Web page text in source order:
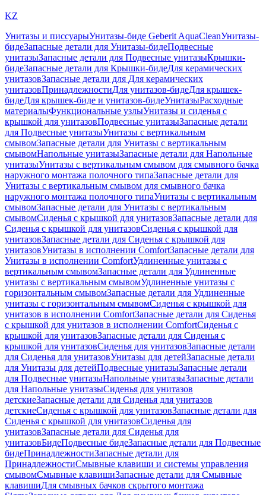
KZ
Унитазы и писсуарыУнитазы-биде Geberit AquaCleanУнитазы-
бидеЗапасные детали для Унитазы-бидеПодвесные
унитазыЗапасные детали для Подвесные унитазыКрышки-
бидеЗапасные детали для Крышки-бидеДля керамических
унитазовЗапасные детали для Для керамических
унитазовПринадлежностиДля унитазов-бидеДля крышек-
бидеДля крышек-биде и унитазов-бидеУнитазыРасходные
материалыФункциональные узлыУнитазы и сиденья с
крышкой для унитазовПодвесные унитазыЗапасные детали
для Подвесные унитазыУнитазы с вертикальным
смывомЗапасные детали для Унитазы с вертикальным
смывомНапольные унитазыЗапасные детали для Напольные
унитазыУнитазы с вертикальным смывом для смывного бачка
наружного монтажа полочного типаЗапасные детали для
Унитазы с вертикальным смывом для смывного бачка
наружного монтажа полочного типаУнитазы с вертикальным
смывомЗапасные детали для Унитазы с вертикальным
смывомСиденья с крышкой для унитазовЗапасные детали для
Сиденья с крышкой для унитазовСиденья с крышкой для
унитазовЗапасные детали для Сиденья с крышкой для
унитазовУнитазы в исполнении ComfortЗапасные детали для
Унитазы в исполнении ComfortУдлиненные унитазы с
вертикальным смывомЗапасные детали для Удлиненные
унитазы с вертикальным смывомУдлиненные унитазы с
горизонтальным смывомЗапасные детали для Удлиненные
унитазы с горизонтальным смывомСиденья с крышкой для
унитазов в исполнении ComfortЗапасные детали для Сиденья
с крышкой для унитазов в исполнении ComfortСиденья с
крышкой для унитазовЗапасные детали для Сиденья с
крышкой для унитазовСиденья для унитазовЗапасные детали
для Сиденья для унитазовУнитазы для детейЗапасные детали
для Унитазы для детейПодвесные унитазыЗапасные детали
для Подвесные унитазыНапольные унитазыЗапасные детали
для Напольные унитазыСиденья для унитазов
детскиеЗапасные детали для Сиденья для унитазов
детскиеСиденья с крышкой для унитазовЗапасные детали для
Сиденья с крышкой для унитазовСиденья для
унитазовЗапасные детали для Сиденья для
унитазовБидеПодвесные бидеЗапасные детали для Подвесные
бидеПринадлежностиЗапасные детали для
ПринадлежностиСмывные клавиши и системы управления
смывомСмывные клавишиЗапасные детали для Смывные
клавишиДля смывных бачков скрытого монтажа